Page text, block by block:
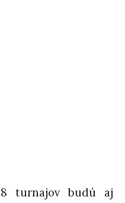
turnajov budú aj